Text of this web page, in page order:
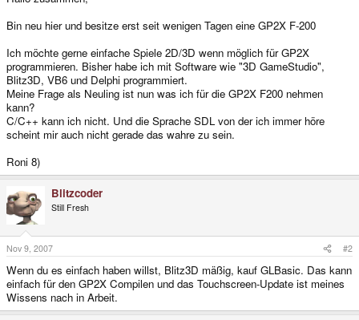
Bin neu hier und besitze erst seit wenigen Tagen eine GP2X F-200
Ich möchte gerne einfache Spiele 2D/3D wenn möglich für GP2X
programmieren. Bisher habe ich mit Software wie "3D GameStudio",
Blitz3D, VB6 und Delphi programmiert.
Meine Frage als Neuling ist nun was ich für die GP2X F200 nehmen
kann?
C/C++ kann ich nicht. Und die Sprache SDL von der ich immer höre
scheint mir auch nicht gerade das wahre zu sein.
Roni 8)
Blitzcoder
Still Fresh
Nov 9, 2007 #2
Wenn du es einfach haben willst, Blitz3D mäßig, kauf GLBasic. Das kann
einfach für den GP2X Compilen und das Touchscreen-Update ist meines
Wissens nach in Arbeit.